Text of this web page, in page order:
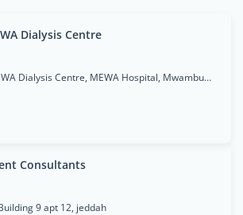
Dialysis Centre
NephroMed MEWA Dialysis Centre, MEWA Hospital, Mwambundu Road, Majengo, Mombasa P.O.Box 13898 00800, Nairobi, Kenya
Consultants
9 apt 12, jeddah